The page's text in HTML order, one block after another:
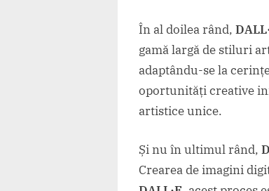
În al doilea rând,
gamă largă de stiluri
adaptându-se la
oportunități creative
artistice unice.
Și nu în ultimul rând,
Crearea de imagini